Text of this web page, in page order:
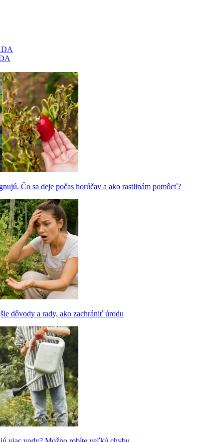
Čo sa deje počas horúčav a ako rastlinám pomôcť?
dôvody a rady, ako zachrániť úrodu